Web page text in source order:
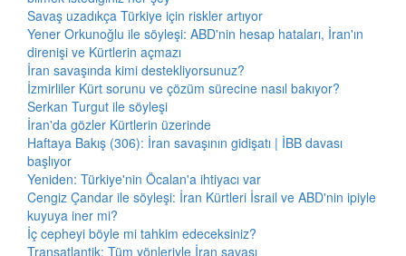
Savaş uzadıkça Türkiye için riskler artıyor
Yener Orkunoğlu ile söyleşi: ABD'nin hesap hataları, İran'ın
direnişi ve Kürtlerin açmazı
İran savaşında kimi destekliyorsunuz?
İzmirliler Kürt sorunu ve çözüm sürecine nasıl bakıyor?
Serkan Turgut ile söyleşi
İran'da gözler Kürtlerin üzerinde
Haftaya Bakış (306): İran savaşının gidişatı | İBB davası
başlıyor
Yeniden: Türkiye'nin Öcalan'a ihtiyacı var
Cengiz Çandar ile söyleşi: İran Kürtleri İsrail ve ABD'nin ipiyle
kuyuya iner mi?
İç cepheyi böyle mi tahkim edeceksiniz?
Transatlantik: Tüm yönleriyle İran savaşı